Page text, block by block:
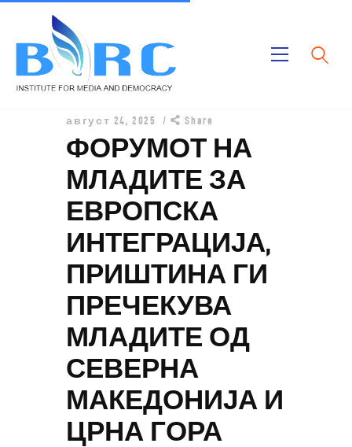
Публикации
Проекти
За Нас
август 24, 2025 Share
ФОРУМОТ НА
МЛАДИТЕ ЗА
ЕВРОПСКА
ИНТЕГРАЦИЈА,
ПРИШТИНА ГИ
ПРЕЧЕКУВА
МЛАДИТЕ ОД
СЕВЕРНА
МАКЕДОНИЈА И
ЦРНА ГОРА